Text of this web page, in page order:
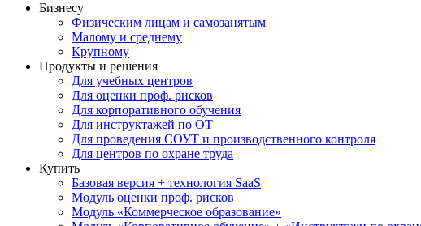
Бизнесу
Физическим лицам и самозанятым
Малому и среднему
Крупному
Продукты и решения
Для учебных центров
Для оценки проф. рисков
Для корпоративного обучения
Для инструктажей по ОТ
Для проведения СОУТ и производственного контроля
Для центров по охране труда
Купить
Базовая версия + технология SaaS
Модуль оценки проф. рисков
Модуль «Коммерческое образование»